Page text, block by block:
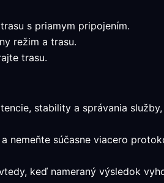
s priamym pripojením.
režim a trasu.
trasu.
stability a správania
nemeňte súčasne viacero
keď nameraný výsledok